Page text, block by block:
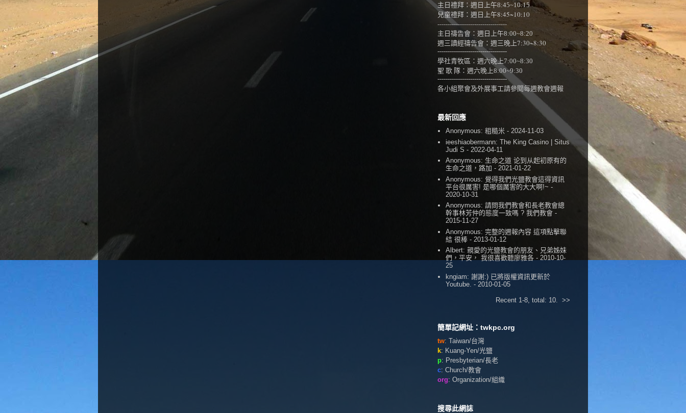
主日禮拜：週日上午8:45~10:15
兒童禮拜：週日上午8:45~10:10
----------------------------------
主日禱告會：週日上午8:00~8:20
週三讀經禱告會：週三晚上7:30~8:30
----------------------------------
學社青牧區：週六晚上7:00~8:30
聖 歌 隊： 週六晚上8:00~9:30
----------------------------------
各小組聚會及外展事工請參閱每週教會週報
最新回應
Anonymous:粗糙米 - 2024-11-03
ieeshiaobermann:The King Casino | Situs
Judi S - 2022-04-11
Anonymous: 生命之道 论到从起初原有的
生命之道，路加 - 2021-01-22
Anonymous: 覺得我們光鹽教會這得資訊
平台很厲害! 是哪個厲害的大大啊!~ -
2020-10-31
Anonymous:請問我們教會和長老教會總
幹事林芳仲的態度一致嗎 ? 我們教會 -
2015-11-27
Anonymous:完整的週報內容 這項點擊聯
結 很棒- 2013-01-12
Albert:親愛的光鹽教會的朋友、兄弟姊妹
們，平安， 我很喜歡聽廖雅各 - 2010-10-
25
kngiam:謝謝:) 已將版權資訊更新於
Youtube. - 2010-01-05
Recent 1-8, total: 10. >>
簡單記網址：twkpc.org
tw: Taiwan/台灣
k: Kuang-Yen/光鹽
p: Presbyterian/長老
c: Church/教會
org: Organization/組織
搜尋此網誌